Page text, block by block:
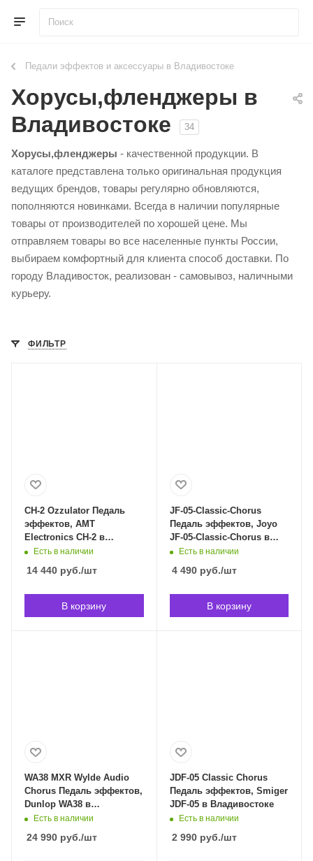
Педали эффектов и аксессуары в Владивостоке
Хорусы,фленджеры в
Владивостоке
34
Хорусы,фленджеры - качественной продукции. В
каталоге представлена только оригинальная продукция
ведущих брендов, товары регулярно обновляются,
пополняются новинками. Всегда в наличии популярные
товары от производителей по хорошей цене. Мы
отправляем товары во все населенные пункты России,
выбираем комфортный для клиента способ доставки. По
городу Владивосток, реализован - самовывоз, наличными
курьеру.
ФИЛЬТР
CH-2 Ozzulator Педаль
эффектов, AMT
Electronics CH-2 в
Владивостоке
Есть в наличии
14 440 руб./шт
В корзину
JF-05-Classic-Chorus
Педаль эффектов, Joyo
JF-05-Classic-Chorus в
Владивостоке
Есть в наличии
4 490руб./шт
В корзину
WA38 MXR Wylde Audio
Chorus Педаль эффектов,
Dunlop WA38 в
Владивостоке
Есть в наличии
24 990 руб./шт
JDF-05 Classic Chorus
Педаль эффектов, Smiger
JDF-05 в Владивостоке
Есть в наличии
2 990руб./шт